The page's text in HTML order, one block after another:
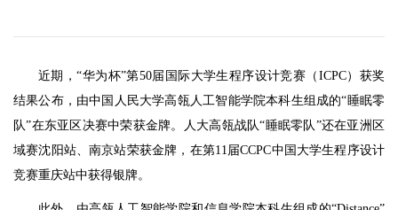
近期，“华为杯”第50届国际大学生程序设计竞赛（ICPC）获奖
结果公布，由中国人民大学高瓴人工智能学院本科生组成的“睡眠零
队”在东亚区决赛中荣获金牌。人大高瓴战队“睡眠零队”还在亚洲区
域赛沈阳站、南京站荣获金牌，在第11届CCPC中国大学生程序设计
竞赛重庆站中获得银牌。